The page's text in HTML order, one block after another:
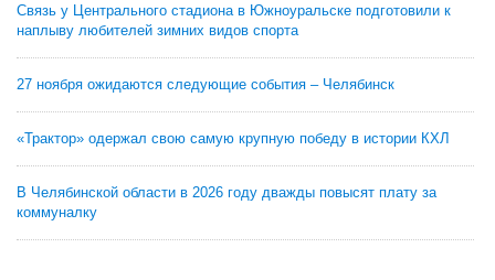
Связь у Центрального стадиона в Южноуральске подготовили к
наплыву любителей зимних видов спорта
27 ноября ожидаются следующие события – Челябинск
«Трактор» одержал свою самую крупную победу в истории КХЛ
В Челябинской области в 2026 году дважды повысят плату за
коммуналку